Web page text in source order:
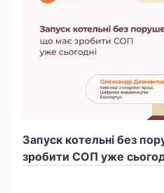
Запуск котельні без
зробити СОП уже